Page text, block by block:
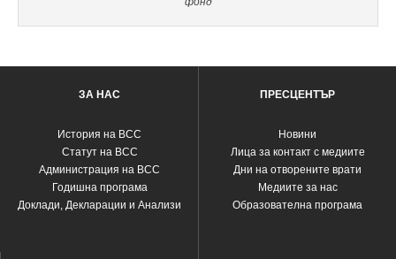
ЗА НАС
История на ВСС
Статут на ВСС
Администрация на ВСС
Годишна програма
Доклади, Декларации и Анализи
ПРЕСЦЕНТЪР
Новини
Лица за контакт с медиите
Дни на отворените врати
Медиите за нас
Образователна програма